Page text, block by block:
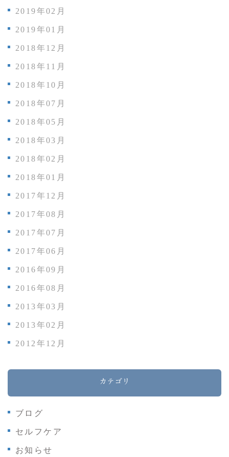
2019年02月
2019年01月
2018年12月
2018年11月
2018年10月
2018年07月
2018年05月
2018年03月
2018年02月
2018年01月
2017年12月
2017年08月
2017年07月
2017年06月
2016年09月
2016年08月
2013年03月
2013年02月
2012年12月
カテゴリ
ブログ
セルフケア
お知らせ